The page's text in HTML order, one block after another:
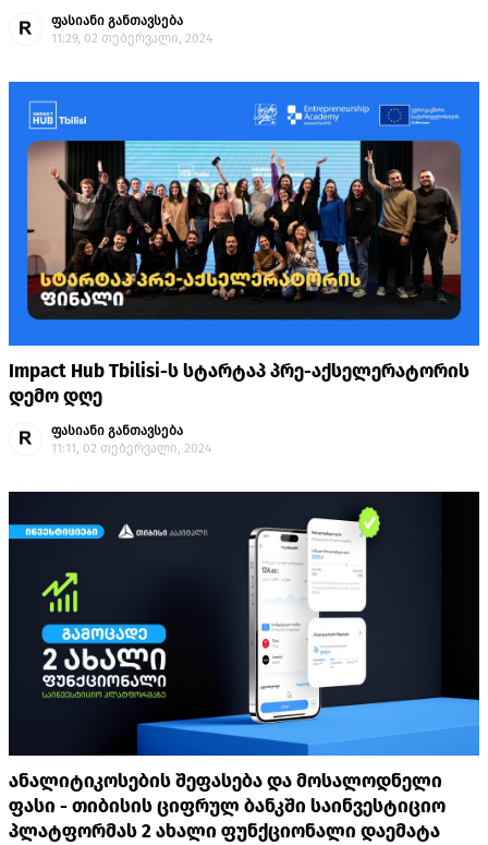
ფასიანი განთავსება
11:29, 02 თებერვალი, 2024
Impact Hub Tbilisi-ს სტარტაპ პრე-აქსელერატორის
დემო დღე
ფასიანი განთავსება
11:11, 02 თებერვალი, 2024
ანალიტიკოსების შეფასება და მოსალოდნელი
ფასი - თიბისის ციფრულ ბანკში საინვესტიციო
პლატფორმას 2 ახალი ფუნქციონალი დაემატა